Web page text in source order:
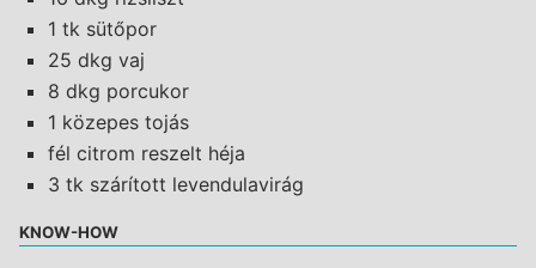
1 tk sütőpor
25 dkg vaj
8 dkg porcukor
1 közepes tojás
fél citrom reszelt héja
3 tk szárított levendulavirág
KNOW-HOW